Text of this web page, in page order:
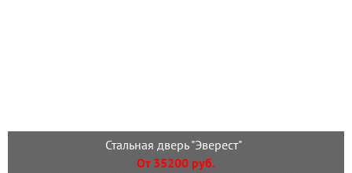
Стальная дверь "Эверест"
От 35200 руб.